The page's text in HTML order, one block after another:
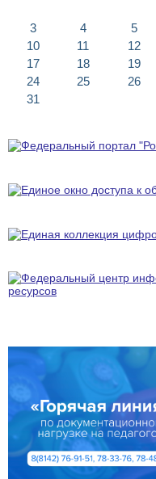
3
4 5
10
11 12
17
18 19
24
25 26
31